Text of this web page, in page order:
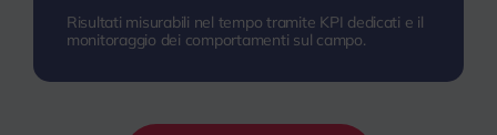
Risultati misurabili nel tempo tramite KPI dedicati e il
monitoraggio dei comportamenti sul campo.